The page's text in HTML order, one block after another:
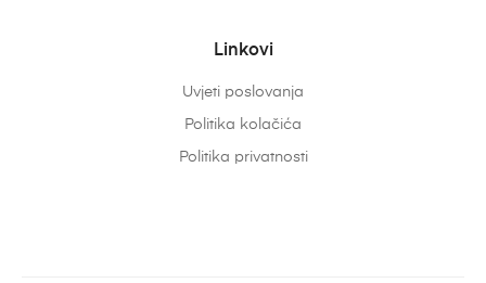
Linkovi
Uvjeti poslovanja
Politika kolačića
Politika privatnosti